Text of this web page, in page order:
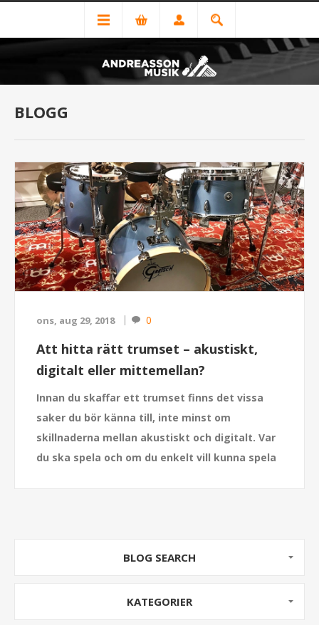
BLOGG
ons, aug 29, 2018 0
Att hitta rätt trumset – akustiskt,
digitalt eller mittemellan?
Innan du skaffar ett trumset finns det vissa
saker du bör känna till, inte minst om
skillnaderna mellan akustiskt och digitalt. Var
du ska spela och om du enkelt vill kunna spela
BLOG SEARCH
KATEGORIER